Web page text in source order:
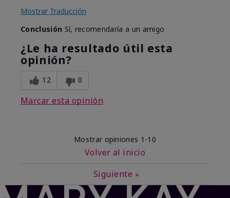
Mostrar Traducción
Conclusión Sí, recomendaría a un amigo
¿Le ha resultado útil esta
opinión?
12 0
Marcar esta opinión
Mostrar opiniones 1-10
Volver al inicio
Siguiente »